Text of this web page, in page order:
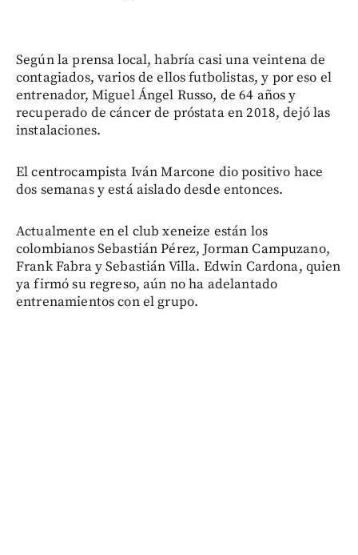
Según la prensa local, habría casi una veintena de
contagiados, varios de ellos futbolistas, y por eso el
entrenador, Miguel Ángel Russo, de 64 años y
recuperado de cáncer de próstata en 2018, dejó las
instalaciones.
El centrocampista Iván Marcone dio positivo hace
dos semanas y está aislado desde entonces.
Actualmente en el club xeneize están los
colombianos Sebastián Pérez, Jorman Campuzano,
Frank Fabra y Sebastián Villa. Edwin Cardona, quien
ya firmó su regreso, aún no ha adelantado
entrenamientos con el grupo.